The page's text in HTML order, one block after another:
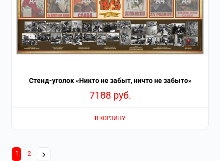
Стенд-уголок «Никто не забыт, ничто не забыто»
7188 руб.
В КОРЗИНУ
1 2